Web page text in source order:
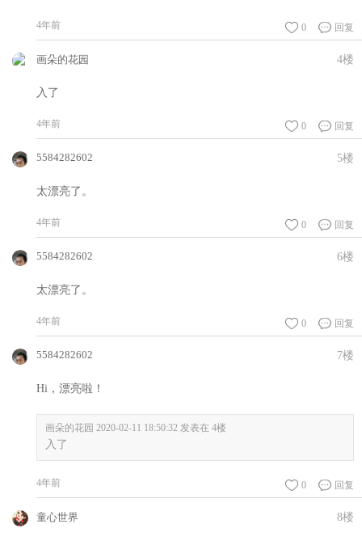
4年前 回复
0
画朵的花园 4楼
入了
4年前 回复
0
5584282602 5楼
太漂亮了。
4年前 回复
0
5584282602 6楼
太漂亮了。
4年前 回复
0
5584282602 7楼
Hi，漂亮啦！
画朵的花园 2020-02-11 18:50:32 发表在 4楼
入了
4年前 回复
0
童心世界 8楼